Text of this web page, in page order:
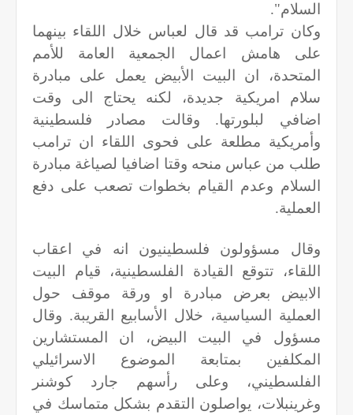
السلام".
وكان ترامب قد قال لعباس خلال اللقاء بينهما
على هامش اعمال الجمعية العامة للأمم
المتحدة، ان البيت الأبيض يعمل على مبادرة
سلام امريكية جديدة، لكنه يحتاج الى وقت
اضافي لبلورتها. وقالت مصادر فلسطينية
وأمريكية مطلعة على فحوى اللقاء ان ترامب
طلب من عباس منحه وقتا اضافيا لصياغة مبادرة
السلام وعدم القيام بخطوات تصعب على دفع
العملية.
وقال مسؤولون فلسطينيون انه في اعقاب
اللقاء، تتوقع القيادة الفلسطينية، قيام البيت
الابيض بعرض مبادرة او ورقة موقف حول
العملية السياسية، خلال الأسابيع القريبة. وقال
مسؤول في البيت البيض، ان المستشارين
المكلفين بمتابعة الموضوع الاسرائيلي
الفلسطيني، وعلى رأسهم جارد كوشنر
وغرينبلات، يواصلون التقدم بشكل متماسك في